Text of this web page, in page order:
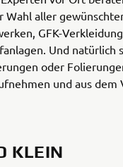
Wahl aller
GFK-
Und natürlich
oder
und aus dem
KLEIN